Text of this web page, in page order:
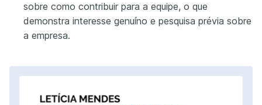
sobre como contribuir para a equipe, o que
demonstra interesse genuíno e pesquisa prévia sobre
a empresa.